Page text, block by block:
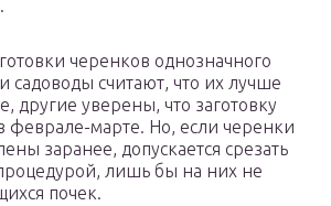
черенков однозначного
садоводы считают, что их лучше
другие уверены, что заготовку
феврале-марте. Но, если черенки
заранее, допускается срезать
лишь бы на них не
почек.